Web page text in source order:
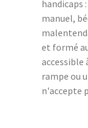
handicaps
manuel,
et formé
accessible
rampe ou
n'accepte